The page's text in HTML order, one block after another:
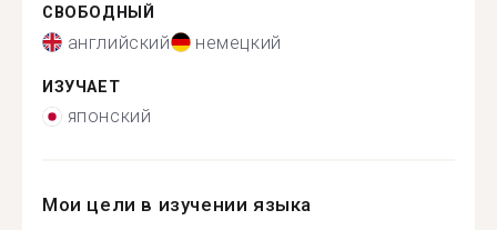
СВОБОДНЫЙ
английский немецкий
ИЗУЧАЕТ
японский
Мои цели в изучении языка